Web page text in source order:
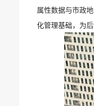
属性数据与市政
化管理基础，为